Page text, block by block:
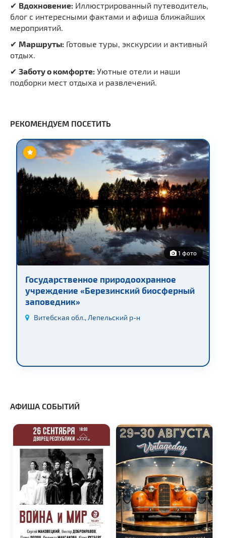
✔ Вдохновение: Иллюстрированный путеводитель,
блог с интересными фактами и афиша ближайших
мероприятий.
✔ Маршруты: Готовые туры, экскурсии и активный
отдых.
✔ Заботу о комфорте: Уютные отели и наши
подборки мест отдыха и развлечений.
РЕКОМЕНДУЕМ ПОСЕТИТЬ
1 фото
Государственное природоохранное
учреждение «Березинский биосферный
заповедник»
Витебская обл., Лепельский р-н
АФИША СОБЫТИЙ